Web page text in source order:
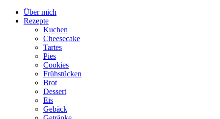
Über mich
Rezepte
Kuchen
Cheesecake
Tartes
Pies
Cookies
Frühstücken
Brot
Dessert
Eis
Gebäck